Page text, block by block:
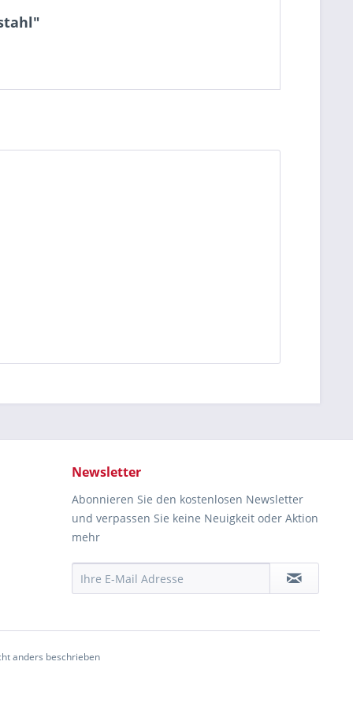
Newsletter
Abonnieren Sie den kostenlosen Newsletter
und verpassen Sie keine Neuigkeit oder Aktion
mehr
anders beschrieben